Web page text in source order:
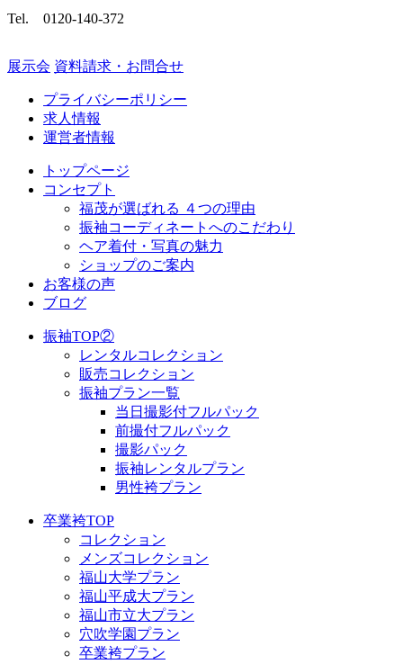
Tel. 0120-140-372
展示会 資料請求・お問合せ
プライバシーポリシー
求人情報
運営者情報
トップページ
コンセプト
福茂が選ばれる ４つの理由
振袖コーディネートへのこだわり
ヘア着付・写真の魅力
ショップのご案内
お客様の声
ブログ
振袖TOP②
レンタルコレクション
販売コレクション
振袖プラン一覧
当日撮影付フルパック
前撮付フルパック
撮影パック
振袖レンタルプラン
男性袴プラン
卒業袴TOP
コレクション
メンズコレクション
福山大学プラン
福山平成大プラン
福山市立大プラン
穴吹学園プラン
卒業袴プラン